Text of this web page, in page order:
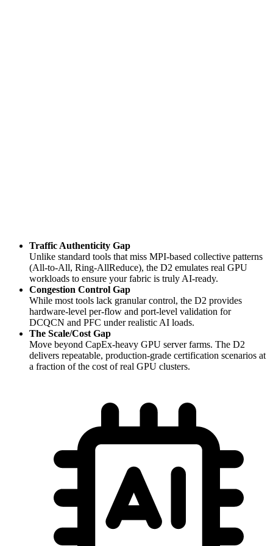
Traffic Authenticity Gap
Unlike standard tools that miss MPI-based collective patterns
(All-to-All, Ring-AllReduce), the D2 emulates real GPU
workloads to ensure your fabric is truly AI-ready.
Congestion Control Gap
While most tools lack granular control, the D2 provides
hardware-level per-flow and port-level validation for
DCQCN and PFC under realistic AI loads.
The Scale/Cost Gap
Move beyond CapEx-heavy GPU server farms. The D2
delivers repeatable, production-grade certification scenarios at
a fraction of the cost of real GPU clusters.